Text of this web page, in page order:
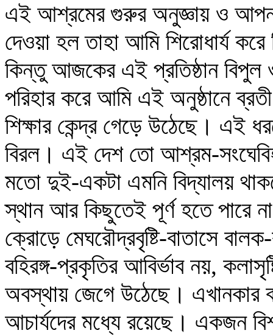
এই আশ্রমের গুরুর অনুজ্ঞায় ও
দেওয়া হল তাহা আমি শিরোধার্য
কিন্তু আজকের এই প্রতিষ্ঠান বিপুল
পরিহার করে আমি এই অনুষ্ঠানে
শিক্ষার কেন্দ্র গেড়ে উঠেছে। এই
বিরল। এই দেশ তো আশ্রম-
মতো দুই-একটা এমনি বিদ্যালয়
স্থান আর কিছুতেই পূর্ণ হতে পারে
ক্রোড়ে মেঘরৌদ্রবৃষ্টি-বাতাসে
বহিরঙ্গ-প্রকৃতির আবির্ভাব নয়,
অবস্থায় জেগে উঠেছে। এখানকার
আচার্যদের মধ্যে রয়েছে। একজন